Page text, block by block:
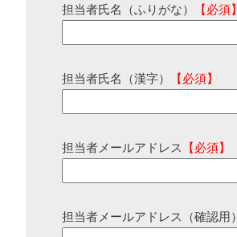
担当者氏名（ふりがな） 【必須】
担当者氏名（漢字） 【必須】
担当者メールアドレス 【必須】
担当者メールアドレス（確認用）